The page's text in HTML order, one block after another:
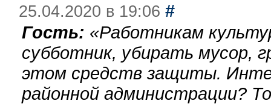
25.04.2020 в 19:06 #
Гость: «Работникам
субботник, убирать мусор,
этом средств защиты.
районной администрации?